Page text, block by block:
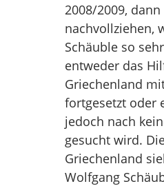
2008/2009,
nachvollziehen,
Schäuble so
entweder das
Griechenland
fortgesetzt oder
jedoch nach
gesucht wird.
Griechenland
Wolfgang